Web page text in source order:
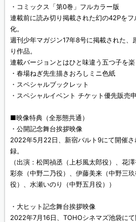
・コミックス「第0巻」フルカラー版
連載前に読み切り掲載された幻の42Pを
化。
週刊少年マガジン17年8号に掲載された、
り作品。
連載バージョンとはひと味違う五つ子を楽
・春場ねぎ先生描きおろしミニ色紙
・スペシャルブックレット
・スペシャルイベント チケット優先販売
■映像特典（全形態共通）
・公開記念舞台挨拶映像
2022年5月22日、新宿バルト9にて開催さ
録。
（出演：松岡禎丞（上杉風太郎役）、花
彩奈（中野二乃役）、伊藤美来（中野三
役）、水瀬いのり（中野五月役））
・大ヒット記念舞台挨拶映像
2022年7月16日、TOHOシネマズ池袋に